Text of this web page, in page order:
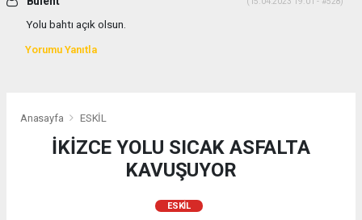
Yolu bahtı açık olsun.
Yorumu Yanıtla
Anasayfa ESKİL
İKİZCE YOLU SICAK ASFALTA
KAVUŞUYOR
ESKİL